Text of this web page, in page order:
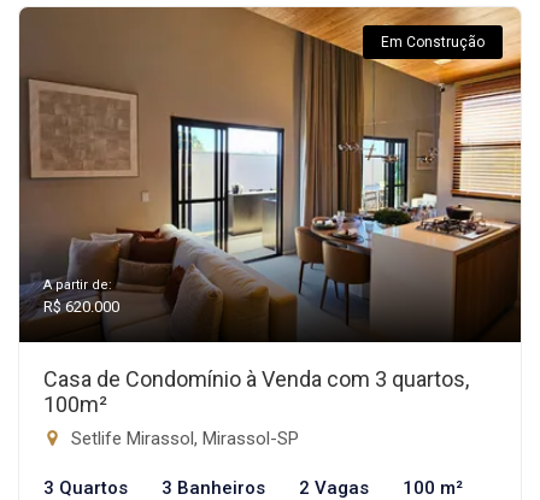
Em Construção
A partir de:
R$ 620.000
Casa de Condomínio à Venda com 3 quartos,
100m²
Setlife Mirassol, Mirassol-SP
3 Quartos 3 Banheiros 2 Vagas 100 m²